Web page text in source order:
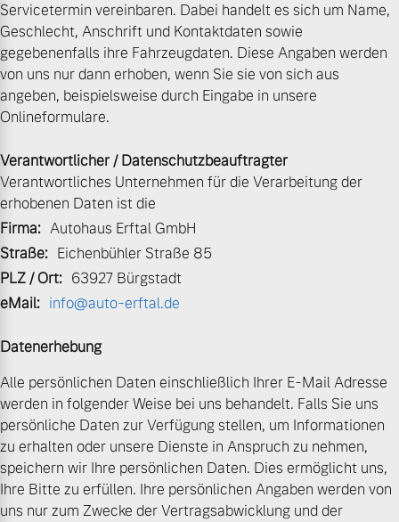
Mild-Hybrid
4 Modelle
Geschäftskunden
Editionsmodelle
Konnektivität
Fahrzeug konfigurieren
Sofort verfügbare Fahrzeuge
Volvo Gebrauchtwagenbörse
Gebrauchtwagen
Volvo kauft Ihr Auto
Aktuelle Zubehörangebote
Zubehörkatalog
Aktuelle Serviceangebote
Sie erhalten bei uns eine
Vielzahl von Original
Volvo Winter- und
Sommer Kompletträder.
Bitte sprechen Sie uns
direkt an.
Kontakt und Anfahrt
Karriere
Kooperationspartner
Servicetermin vereinbaren. Dabei handelt es sich um Name,
Geschlecht, Anschrift und Kontaktdaten sowie
gegebenenfalls ihre Fahrzeugdaten. Diese Angaben werden
von uns nur dann erhoben, wenn Sie sie von sich aus
angeben, beispielsweise durch Eingabe in unsere
Onlineformulare.
Verantwortlicher / Datenschutzbeauftragter
Verantwortliches Unternehmen für die Verarbeitung der
erhobenen Daten ist die
Firma: Autohaus Erftal GmbH
Straße: Eichenbühler Straße 85
PLZ / Ort: 63927 Bürgstadt
eMail: info@auto-erftal.de
Datenerhebung
Alle persönlichen Daten einschließlich Ihrer E-Mail Adresse
werden in folgender Weise bei uns behandelt. Falls Sie uns
persönliche Daten zur Verfügung stellen, um Informationen
zu erhalten oder unsere Dienste in Anspruch zu nehmen,
speichern wir Ihre persönlichen Daten. Dies ermöglicht uns,
Ihre Bitte zu erfüllen. Ihre persönlichen Angaben werden von
uns nur zum Zwecke der Vertragsabwicklung und der